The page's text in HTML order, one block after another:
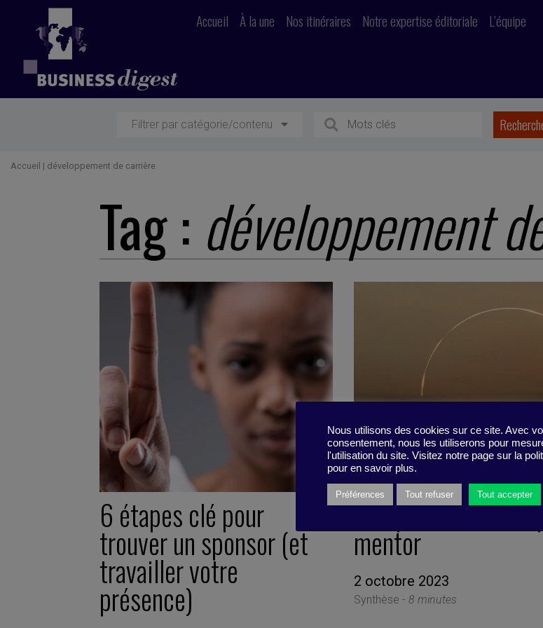
Accueil À la une Nos itinéraires Notre expertise éditoriale L’équipe
Filtrer par catégorie/contenu
Accueil | développement de carrière
Tag : développement
6 étapes clé pour
trouver un sponsor (et
travailler votre
présence)
Un sponsor, mieux
mentor
2 octobre 2023
Synthèse -8 minutes
Nous utilisons des cookies sur ce site. Avec
consentement, nous les utiliserons pour
l'utilisation du site. Visitez notre page sur la
pour en savoir plus.
Préférences Tout refuser Tout accepter